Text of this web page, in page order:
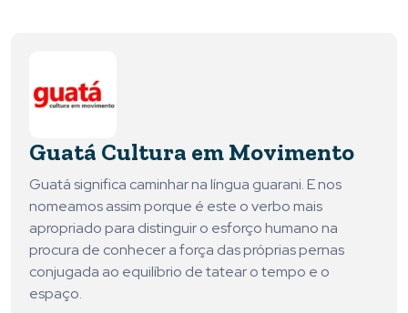
Guatá Cultura em Movimento
Guatá significa caminhar na língua guarani. E nos
nomeamos assim porque é este o verbo mais
apropriado para distinguir o esforço humano na
procura de conhecer a força das próprias pernas
conjugada ao equilíbrio de tatear o tempo e o
espaço.